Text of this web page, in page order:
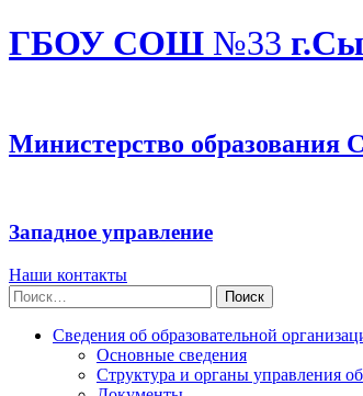
ГБОУ СОШ №33
Министерство образования
Западное управление
Наши контакты
Найти:
Сведения об образовательной
Основные сведения
Структура и органы управления